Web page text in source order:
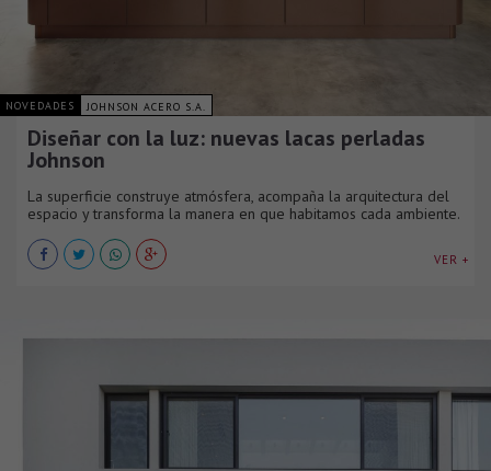
NOVEDADES JOHNSON ACERO S.A.
Diseñar con la luz: nuevas lacas perladas
Johnson
La superficie construye atmósfera, acompaña la arquitectura del
espacio y transforma la manera en que habitamos cada ambiente.
VER +